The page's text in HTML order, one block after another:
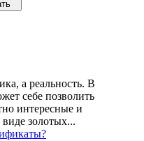
а реальность. В
себе позволить
интересные и
золотых...